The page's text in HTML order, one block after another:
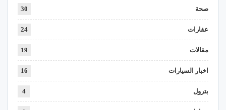
صحة 30
عقارات 24
مقالات 19
اخبار السيارات 16
بترول 4